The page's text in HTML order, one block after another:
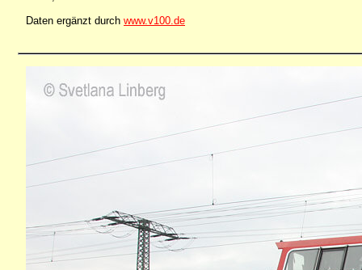
Daten ergänzt durch www.v100.de